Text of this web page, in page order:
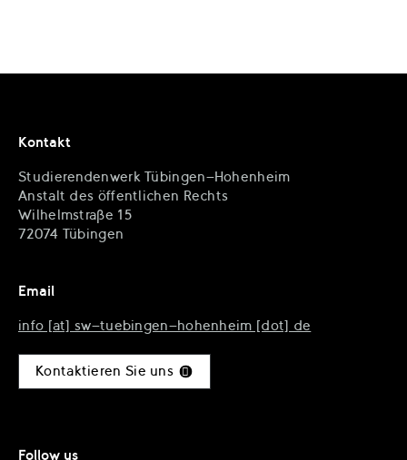
Kontakt
Studierendenwerk Tübingen-Hohenheim
Anstalt des öffentlichen Rechts
Wilhelmstraße 15
72074 Tübingen
Email
info [at] sw-tuebingen-hohenheim [dot] de
Kontaktieren Sie uns
Follow us